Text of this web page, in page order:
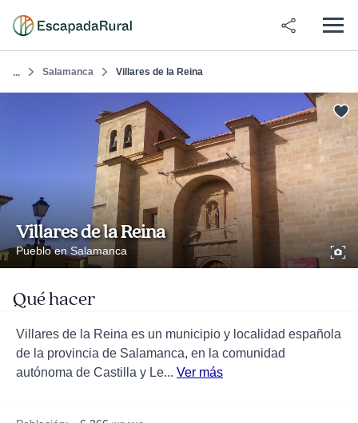
... Salamanca Villares de la Reina
Villares de la Reina
Pueblo en Salamanca
Qué hacer
Villares de la Reina es un municipio y localidad española
de la provincia de Salamanca, en la comunidad
autónoma de Castilla y Le... Ver más